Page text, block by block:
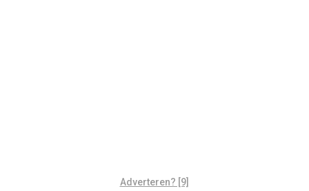
Adverteren? [9]